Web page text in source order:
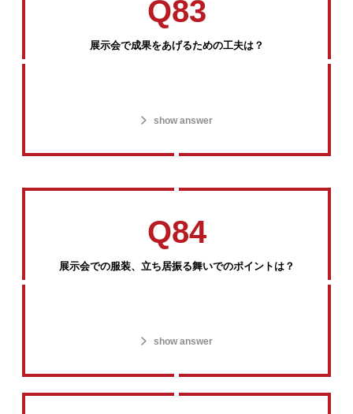
Q83
展示会で成果をあげるための工夫は？
show answer
Q84
展示会での服装、立ち居振る舞いでのポイントは？
show answer